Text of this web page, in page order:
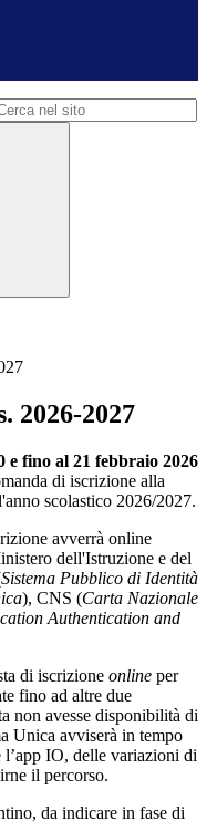
2026-2027
e fino al 21 febbraio 2026
di iscrizione alla
scolastico 2026/2027.
avverrà online
dell'Istruzione e del
Sistema Pubblico di Identità
), CNS (Carta Nazionale
Authentication and
di iscrizione online per
fino ad altre due
non avesse disponibilità di
Unica avviserà in tempo
l’app IO, delle variazioni di
il percorso.
da indicare in fase di